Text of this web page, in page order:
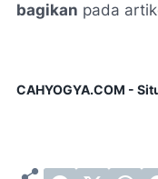
bagikan pada
CAHYOGYA.COM -